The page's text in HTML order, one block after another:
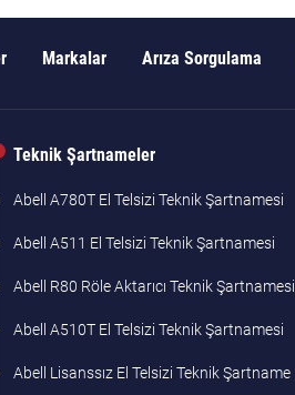
Markalar Arıza Sorgulama
Teknik Şartnameler
Abell A780T El Telsizi Teknik Şartnamesi
Abell A511 El Telsizi Teknik Şartnamesi
Abell R80 Röle Aktarıcı Teknik Şartnamesi
Abell A510T El Telsizi Teknik Şartnamesi
Abell Lisanssız El Telsizi Teknik Şartname